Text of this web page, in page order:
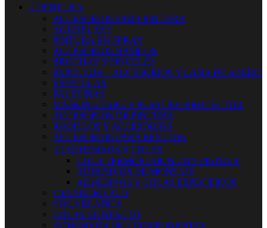
 PINTURA
ACCESORIOS PARA PINTURA
AGUAPLAST
PINTURA EN SPRAY
ACCESORIOS BASICOS
BROCHAS Y PINCELES
PAPEL LIJA + ACCESORIOS Y LANA DE ACERO
ESPATULAS
PALETINAS
MASKING TAKE Y PLASTICO PROTECTOR
ACCESORIOS DE PINTURA
RODILLOS Y ACCESORIOS
ACCESORIOS PARA EFECTOS
 ADHESIVOS Y COLAS
COLA TERMOFUSION CON PISTOLA
ADHESIVOS DE MONTAJE
ADHESIVOS Y COLAS ESPECIFICOS
CYANOCRILATO
COLA BLANCA
COLAS CONTACTO
ADHESIVOS DE 2 COMPONENTES